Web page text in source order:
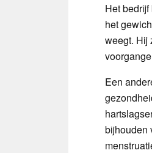
Het
het
weegt. Hij
Een
bijhouden